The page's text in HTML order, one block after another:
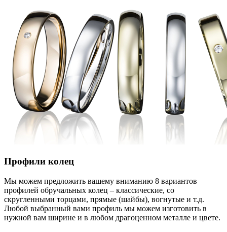
Профили колец
Мы можем предложить вашему вниманию 8 вариантов
профилей обручальных колец – классические, со
скругленными торцами, прямые (шайбы), вогнутые и т.д.
Любой выбранный вами профиль мы можем изготовить в
нужной вам ширине и в любом драгоценном металле и цвете.